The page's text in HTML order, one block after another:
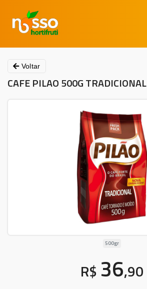
Voltar
CAFE PILAO 500G TRADICIONAL
500gr
R$ 36,90